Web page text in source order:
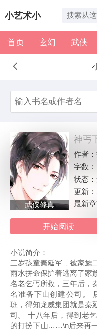
小艺术小
说
首页 玄幻 武侠
武侠修真
神丐
作者：
字数：
状态：
更新：
最新
开始阅读
小说简介：
三岁孩童秦延军，被家族
雨水拼命保护着逃离了家
名老乞丐所救，三年后，
名准备下山创建公司。
班，得知龙威集团就是秦
司。 十八年后，得到老
的打扮下山……\n后来再